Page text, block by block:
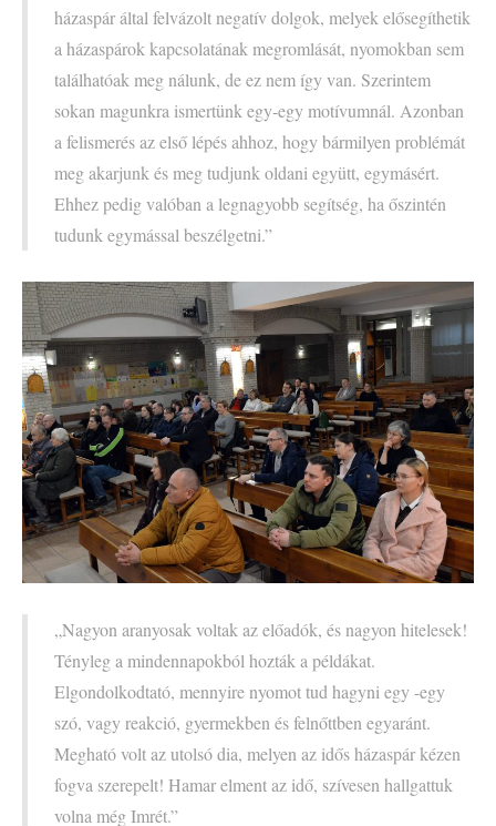
házaspár által felvázolt negatív dolgok, melyek elősegíthetik
a házaspárok kapcsolatának megromlását, nyomokban sem
találhatóak meg nálunk, de ez nem így van. Szerintem
sokan magunkra ismertünk egy-egy motívumnál. Azonban
a felismerés az első lépés ahhoz, hogy bármilyen problémát
meg akarjunk és meg tudjunk oldani együtt, egymásért.
Ehhez pedig valóban a legnagyobb segítség, ha őszintén
tudunk egymással beszélgetni.”
„Nagyon aranyosak voltak az előadók, és nagyon hitelesek!
Tényleg a mindennapokból hozták a példákat.
Elgondolkodtató, mennyire nyomot tud hagyni egy -egy
szó, vagy reakció, gyermekben és felnőttben egyaránt.
Megható volt az utolsó dia, melyen az idős házaspár kézen
fogva szerepelt! Hamar elment az idő, szívesen hallgattuk
volna még Imrét.”